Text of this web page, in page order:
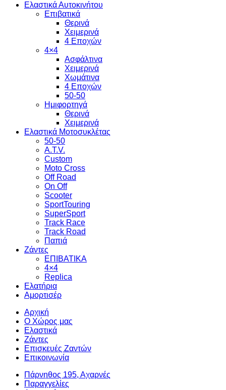
Ελαστικά Αυτοκινήτου
Επιβατικά
Θερινά
Χειμερινά
4 Εποχών
4×4
Ασφάλτινα
Χειμερινά
Χωμάτινα
4 Εποχών
50-50
Ημιφορτηγά
Θερινά
Χειμερινά
Ελαστικά Μοτοσυκλέτας
50-50
A.T.V.
Custom
Moto Cross
Off Road
On Off
Scooter
SportTouring
SuperSport
Track Race
Track Road
Παπιά
Ζάντες
ΕΠΙΒΑΤΙΚΑ
4×4
Replica
Ελατήρια
Αμορτισέρ
Αρχική
Ο Χώρος μας
Ελαστικά
Ζάντες
Επισκευές Ζαντών
Επικοινωνία
Πάρνηθος 195, Αχαρνές
Παραγγελίες